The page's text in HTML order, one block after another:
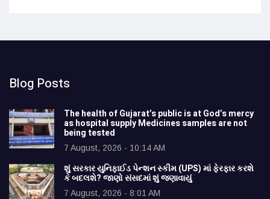
Blog Posts
The health of Gujarat’s public is at God’s mercy
as hospital supply Medicines samples are not
being tested
7 August, 2026 - 10:14 AM
શું સરકાર યુનિફાઈડ પેન્શન સ્કીમ (UPS) માં ફેરફાર કરશે
કે બદલશે? જાણો સંસદમાં શું જણાવાયું
7 August, 2026 - 8:01 AM